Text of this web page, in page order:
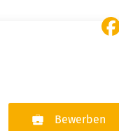
Bewerben